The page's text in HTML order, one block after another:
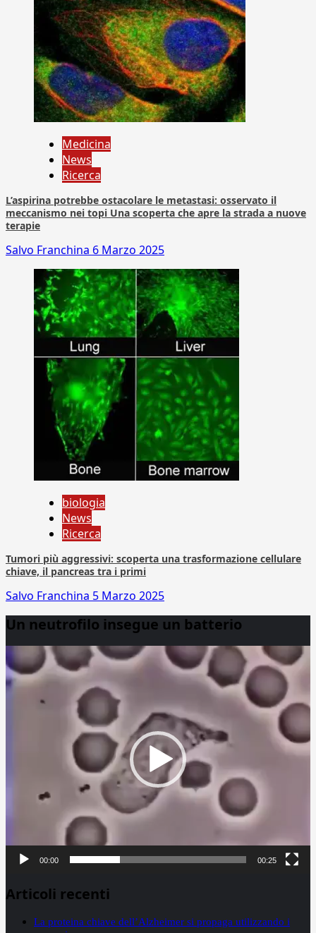
Medicina
News
Ricerca
L’aspirina potrebbe ostacolare le metastasi: osservato il
meccanismo nei topi Una scoperta che apre la strada a nuove
terapie
Salvo Franchina 6 Marzo 2025
biologia
News
Ricerca
Tumori più aggressivi: scoperta una trasformazione cellulare
chiave, il pancreas tra i primi
Salvo Franchina 5 Marzo 2025
Un neutrofilo insegue un batterio
Player
00:00 00:25
Articoli recenti
La proteina chiave dell’Alzheimer si propaga utilizzando i